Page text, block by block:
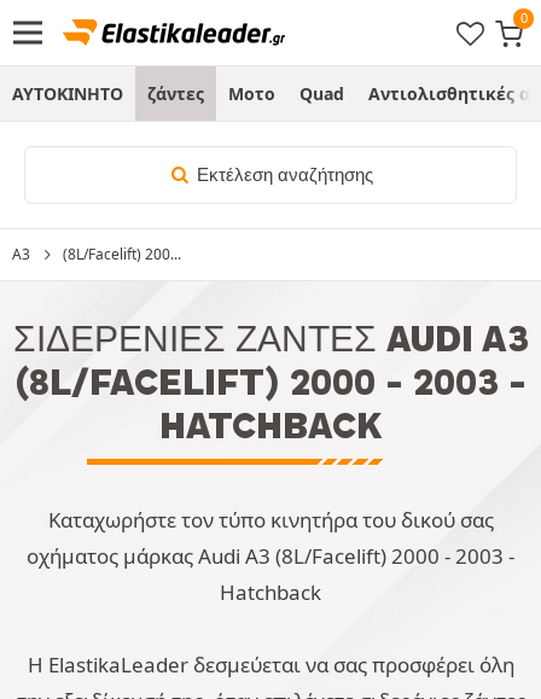
ΑΥΤΟΚΙΝΗΤΟ ζάντες Μοτο Quad Αντιολισθητικές
Εκτέλεση αναζήτησης
A3 (8L/Facelift) 200...
ΣΙΔΕΡΈΝΙΕΣ ΖΆΝΤΕΣ AUDI A3
(8L/FACELIFT) 2000 - 2003 -
HATCHBACK
Καταχωρήστε τον τύπο κινητήρα του δικού σας
οχήματος μάρκας Audi A3 (8L/Facelift) 2000 - 2003 -
Hatchback
Η ElastikaLeader δεσμεύεται να σας προσφέρει όλη